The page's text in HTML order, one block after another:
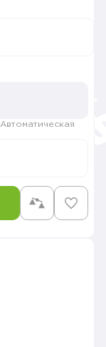
Автоматическая